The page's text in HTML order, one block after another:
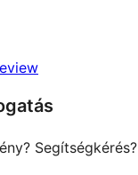
Segítségkérés?